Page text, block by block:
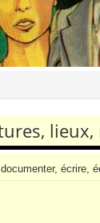
lieux,
écrire,